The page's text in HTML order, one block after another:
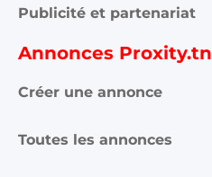
Publicité et partenariat
Annonces Proxity.tn
Créer une annonce
Toutes les annonces